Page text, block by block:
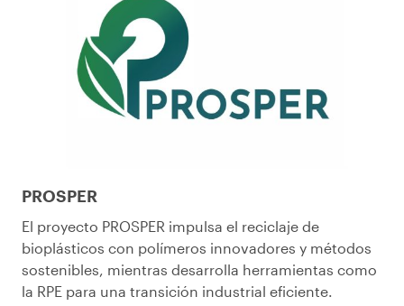
PROSPER
El proyecto PROSPER impulsa el reciclaje de
bioplásticos con polímeros innovadores y métodos
sostenibles, mientras desarrolla herramientas como
la RPE para una transición industrial eficiente.